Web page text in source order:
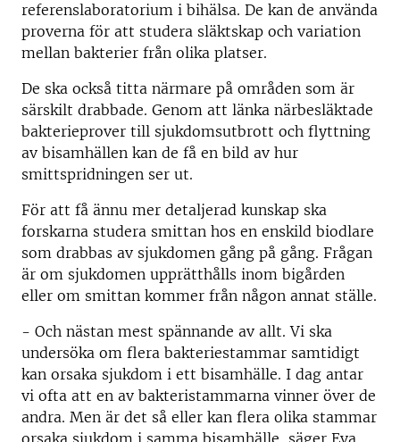
referenslaboratorium i bihälsa. De kan de använda
proverna för att studera släktskap och variation
mellan bakterier från olika platser.
De ska också titta närmare på områden som är
särskilt drabbade. Genom att länka närbesläktade
bakterieprover till sjukdomsutbrott och flyttning
av bisamhällen kan de få en bild av hur
smittspridningen ser ut.
För att få ännu mer detaljerad kunskap ska
forskarna studera smittan hos en enskild biodlare
som drabbas av sjukdomen gång på gång. Frågan
är om sjukdomen upprätthålls inom bigården
eller om smittan kommer från någon annat ställe.
- Och nästan mest spännande av allt. Vi ska
undersöka om flera bakteriestammar samtidigt
kan orsaka sjukdom i ett bisamhälle. I dag antar
vi ofta att en av bakteristammarna vinner över de
andra. Men är det så eller kan flera olika stammar
orsaka sjukdom i samma bisamhälle, säger Eva